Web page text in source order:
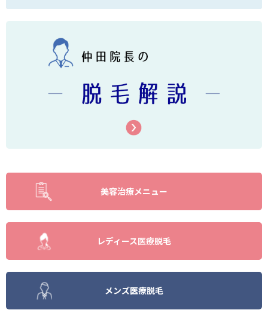
美容治療メニュー
レディース医療脱毛
メンズ医療脱毛